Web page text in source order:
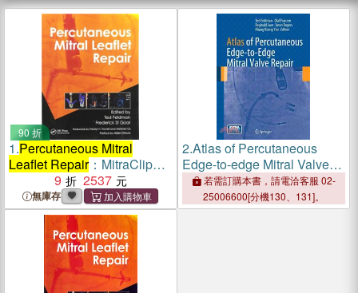
偉大的迷走神經
90 折
1.Percutaneous Mitral
Leaflet Repair：MitraClip
Therapy for Mitral
Regurgitation
9 2537
無庫存
2.Atlas of Percutaneous
Edge-to-edge Mitral Valve
Repair
若需訂購本書，請電洽客服 02-
25006600[分機130、131]。